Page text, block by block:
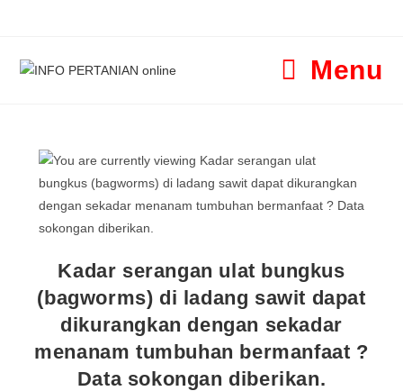
Menu
Kadar serangan ulat bungkus
(bagworms) di ladang sawit dapat
dikurangkan dengan sekadar
menanam tumbuhan bermanfaat ?
Data sokongan diberikan.